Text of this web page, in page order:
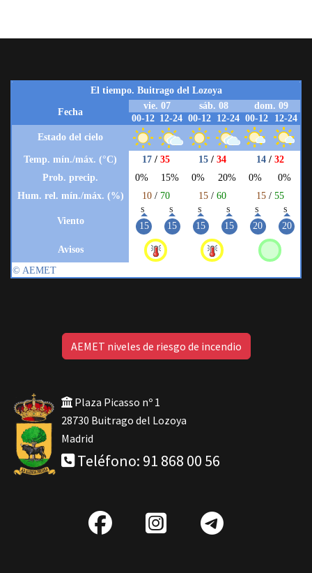
AEMET niveles de riesgo de incendio
Plaza Picasso nº 1
28730 Buitrago del Lozoya
Madrid
Teléfono: 91 868 00 56
fab
IG